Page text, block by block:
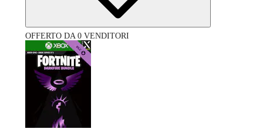
OFFERTO DA 0 VENDITORI